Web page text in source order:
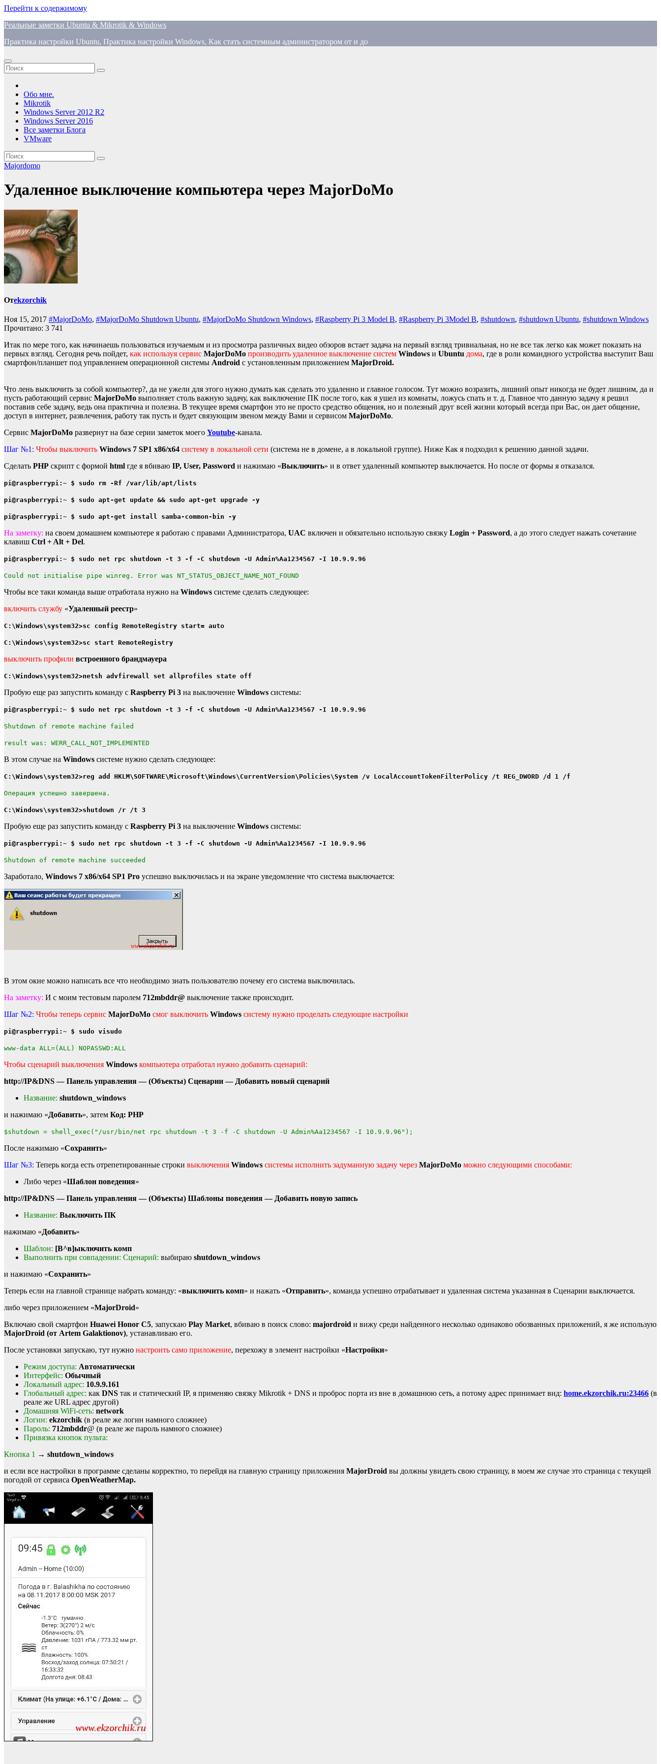
Перейти к содержимому
Реальные заметки Ubuntu & Mikrotik & Windows
Практика настройки Ubuntu, Практика настройки Windows, Как стать системным администратором от и до
Обо мне.
Mikrotik
Windows Server 2012 R2
Windows Server 2016
Все заметки Блога
VMware
Majordomo
Удаленное выключение компьютера через MajorDoMo
Отekzorchik
Ноя 15, 2017 #MajorDoMo, #MajorDoMo Shutdown Ubuntu, #MajorDoMo Shutdown Windows, #Raspberry Pi 3 Model B, #Raspberry Pi 3Model B, #shutdown, #shutdown Ubuntu, #shutdown Windows
Прочитано: 3 741
Итак по мере того, как начинаешь пользоваться изучаемым и из просмотра различных видео обзоров встает задача на первый взгляд тривиальная, но не все так легко как может показать на
первых взгляд. Сегодня речь пойдет, как используя сервис MajorDoMo производить удаленное выключение систем Windows и Ubuntu дома, где в роли командного устройства выступит Ваш
смартфон/планшет под управлением операционной системы Android с установленным приложением MajorDroid.
Что лень выключить за собой компьютер?, да не ужели для этого нужно думать как сделать это удаленно и главное голосом. Тут можно возразить, лишний опыт никогда не будет лишним, да и
пусть работающий сервис MajorDoMo выполняет столь важную задачу, как выключение ПК после того, как я ушел из комнаты, ложусь спать и т. д. Главное что данную задачу я решил
поставив себе задачу, ведь она практична и полезна. В текущее время смартфон это не просто средство общения, но и полезный друг всей жизни который всегда при Вас, он дает общение,
доступ в интернет, развлечения, работу так пусть и будет связующим звеном между Вами и сервисом MajorDoMo.
Сервис MajorDoMo развернут на базе серии заметок моего Youtube-канала.
Шаг №1: Чтобы выключить Windows 7 SP1 x86/x64 систему в локальной сети (система не в домене, а в локальной группе). Ниже Как я подходил к решению данной задачи.
Сделать PHP скрипт с формой html где я вбиваю IP, User, Password и нажимаю «Выключить» и в ответ удаленный компьютер выключается. Но после от формы я отказался.
pi@raspberrypi:~ $ sudo rm -Rf /var/lib/apt/lists
pi@raspberrypi:~ $ sudo apt-get update && sudo apt-get upgrade -y
pi@raspberrypi:~ $ sudo apt-get install samba-common-bin -y
На заметку: на своем домашнем компьютере я работаю с правами Администратора, UAC включен и обязательно использую связку Login + Password, а до этого следует нажать сочетание
клавиш Ctrl + Alt + Del.
pi@raspberrypi:~ $ sudo net rpc shutdown -t 3 -f -C shutdown -U Admin%Aa1234567 -I 10.9.9.96
Could not initialise pipe winreg. Error was NT_STATUS_OBJECT_NAME_NOT_FOUND
Чтобы все таки команда выше отработала нужно на Windows системе сделать следующее:
включить службу «Удаленный реестр»
C:\Windows\system32>sc config RemoteRegistry start= auto
C:\Windows\system32>sc start RemoteRegistry
выключить профили встроенного брандмауера
C:\Windows\system32>netsh advfirewall set allprofiles state off
Пробую еще раз запустить команду с Raspberry Pi 3 на выключение Windows системы:
pi@raspberrypi:~ $ sudo net rpc shutdown -t 3 -f -C shutdown -U Admin%Aa1234567 -I 10.9.9.96
Shutdown of remote machine failed
result was: WERR_CALL_NOT_IMPLEMENTED
В этом случае на Windows системе нужно сделать следующее:
C:\Windows\system32>reg add HKLM\SOFTWARE\Microsoft\Windows\CurrentVersion\Policies\System /v LocalAccountTokenFilterPolicy /t REG_DWORD /d 1 /f
Операция успешно завершена.
C:\Windows\system32>shutdown /r /t 3
Пробую еще раз запустить команду с Raspberry Pi 3 на выключение Windows системы:
pi@raspberrypi:~ $ sudo net rpc shutdown -t 3 -f -C shutdown -U Admin%Aa1234567 -I 10.9.9.96
Shutdown of remote machine succeeded
Заработало, Windows 7 x86/x64 SP1 Pro успешно выключилась и на экране уведомление что система выключается:
В этом окне можно написать все что необходимо знать пользователю почему его система выключилась.
На заметку: И с моим тестовым паролем 712mbddr@ выключение также происходит.
Шаг №2: Чтобы теперь сервис MajorDoMo смог выключить Windows систему нужно проделать следующие настройки
pi@raspberrypi:~ $ sudo visudo
www-data ALL=(ALL) NOPASSWD:ALL
Чтобы сценарий выключения Windows компьютера отработал нужно добавить сценарий:
http://IP&DNS — Панель управления — (Объекты) Сценарии — Добавить новый сценарий
Название: shutdown_windows
и нажимаю «Добавить», затем Код: PHP
$shutdown = shell_exec("/usr/bin/net rpc shutdown -t 3 -f -C shutdown -U Admin%Aa1234567 -I 10.9.9.96");
После нажимаю «Сохранить»
Шаг №3: Теперь когда есть отрепетированные строки выключения Windows системы исполнить задуманную задачу через MajorDoMo можно следующими способами:
Либо через «Шаблон поведения»
http://IP&DNS — Панель управления — (Объекты) Шаблоны поведения — Добавить новую запись
Название: Выключить ПК
нажимаю «Добавить»
Шаблон: [В^в]ыключить комп
Выполнить при совпадении: Сценарий: выбираю shutdown_windows
и нажимаю «Сохранить»
Теперь если на главной странице набрать команду: «выключить комп» и нажать «Отправить», команда успешно отрабатывает и удаленная система указанная в Сценарии выключается.
либо через приложением «MajorDroid»
Включаю свой смартфон Huawei Honor C5, запускаю Play Market, вбиваю в поиск слово: majordroid и вижу среди найденного несколько одинаково обозванных приложений, я же использую
MajorDroid (от Artem Galaktionov), устанавливаю его.
После установки запускаю, тут нужно настроить само приложение, перехожу в элемент настройки «Настройки»
Режим доступа: Автоматически
Интерфейс: Обычный
Локальный адрес: 10.9.9.161
Глобальный адрес: как DNS так и статический IP, я применяю связку Mikrotik + DNS и проброс порта из вне в домашнюю сеть, а потому адрес принимает вид: home.ekzorchik.ru:23466 (в
реале же URL адрес другой)
Домашняя WiFi-сеть: network
Логин: ekzorchik (в реале же логин намного сложнее)
Пароль: 712mbddr@ (в реале же пароль намного сложнее)
Привязка кнопок пульта:
Кнопка 1 → shutdown_windows
и если все настройки в программе сделаны корректно, то перейдя на главную страницу приложения MajorDroid вы должны увидеть свою страницу, в моем же случае это страница с текущей
погодой от сервиса OpenWeatherMap.